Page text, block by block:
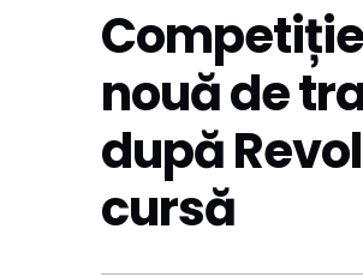
nouă de
după
cursă